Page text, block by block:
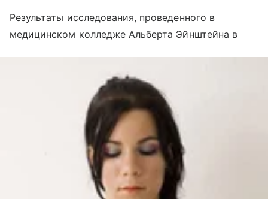
Результаты исследования, проведенного в
медицинском колледже Альберта Эйнштейна в